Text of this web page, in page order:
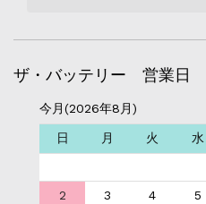
ザ・バッテリー 営業日
今月(2026年8月)
日 月 火 水
2
3 4 5